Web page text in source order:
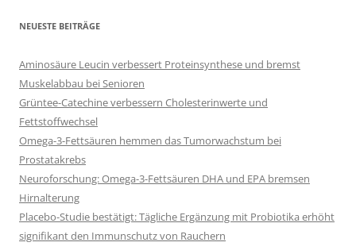
NEUESTE BEITRÄGE
Aminosäure Leucin verbessert Proteinsynthese und bremst
Muskelabbau bei Senioren
Grüntee-Catechine verbessern Cholesterinwerte und
Fettstoffwechsel
Omega-3-Fettsäuren hemmen das Tumorwachstum bei
Prostatakrebs
Neuroforschung: Omega-3-Fettsäuren DHA und EPA bremsen
Hirnalterung
Placebo-Studie bestätigt: Tägliche Ergänzung mit Probiotika erhöht
signifikant den Immunschutz von Rauchern